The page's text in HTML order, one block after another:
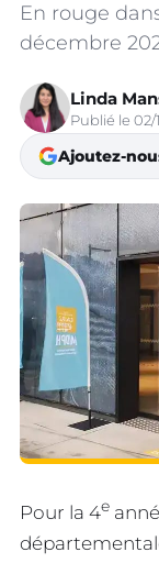
En rouge
décembre
Linda
Publié le 02/
Ajoutez-
Pour la 4e